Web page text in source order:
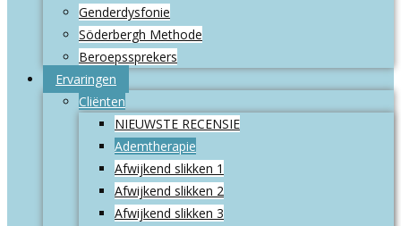
Genderdysfonie
Söderbergh Methode
Beroepssprekers
Ervaringen
Cliënten
NIEUWSTE RECENSIE
Ademtherapie
Afwijkend slikken 1
Afwijkend slikken 2
Afwijkend slikken 3